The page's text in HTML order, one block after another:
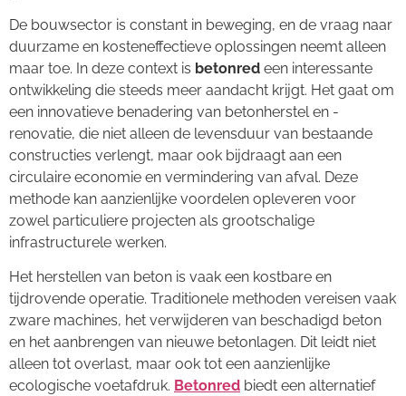
De bouwsector is constant in beweging, en de vraag naar
duurzame en kosteneffectieve oplossingen neemt alleen
maar toe. In deze context is betonred een interessante
ontwikkeling die steeds meer aandacht krijgt. Het gaat om
een innovatieve benadering van betonherstel en -
renovatie, die niet alleen de levensduur van bestaande
constructies verlengt, maar ook bijdraagt aan een
circulaire economie en vermindering van afval. Deze
methode kan aanzienlijke voordelen opleveren voor
zowel particuliere projecten als grootschalige
infrastructurele werken.
Het herstellen van beton is vaak een kostbare en
tijdrovende operatie. Traditionele methoden vereisen vaak
zware machines, het verwijderen van beschadigd beton
en het aanbrengen van nieuwe betonlagen. Dit leidt niet
alleen tot overlast, maar ook tot een aanzienlijke
ecologische voetafdruk. Betonred biedt een alternatief